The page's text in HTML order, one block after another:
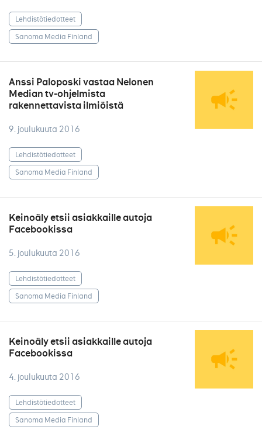
Lehdistötiedotteet
Sanoma Media Finland
Anssi Paloposki vastaa Nelonen
Median tv-ohjelmista
rakennettavista ilmiöistä
9. joulukuuta 2016
Lehdistötiedotteet
Sanoma Media Finland
Keinoäly etsii asiakkaille autoja
Facebookissa
5. joulukuuta 2016
Lehdistötiedotteet
Sanoma Media Finland
Keinoäly etsii asiakkaille autoja
Facebookissa
4. joulukuuta 2016
Lehdistötiedotteet
Sanoma Media Finland